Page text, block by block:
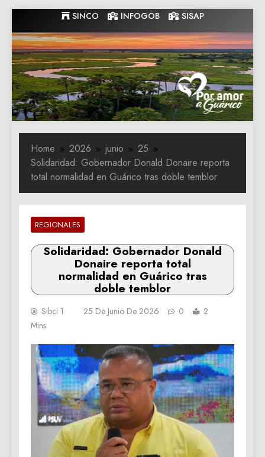
to
content
SINCO INFOGOB SISAP
Gobernacion
de Guarico
Gobernacion de Guarico
Home 2026 junio
25
Solidaridad: Gobernador Donald Donaire reporta
total normalidad en Guárico tras doble temblor
REGIONALES
Solidaridad: Gobernador Donald
Donaire reporta total
normalidad en Guárico tras
doble temblor
Sibci 1 25 De Junio De 2026 0
2
Mins